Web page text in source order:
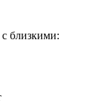
близкими: